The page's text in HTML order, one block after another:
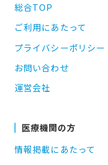
総合TOP
ご利用にあたって
プライバシーポリシー
お問い合わせ
運営会社
医療機関の方
情報掲載にあたって